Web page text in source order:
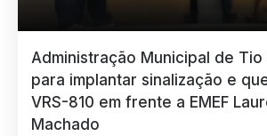
Administração Municipal de Tio
para implantar sinalização e
VRS-810 em frente a EMEF
Machado